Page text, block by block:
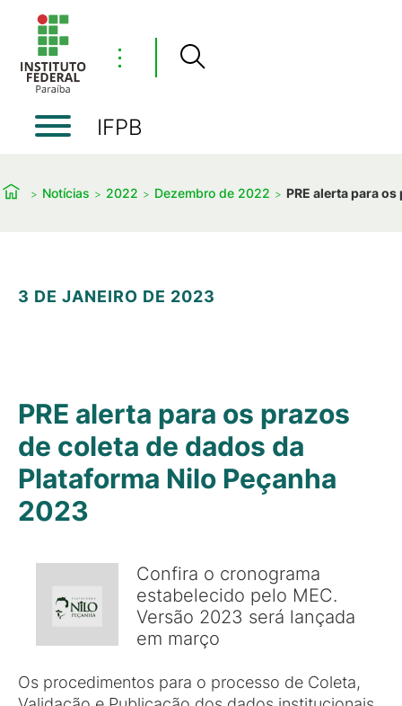
⋮
IFPB
Notícias 2022 Dezembro de 2022 PRE alerta para
3 DE JANEIRO DE 2023
PRE alerta para os prazos
de coleta de dados da
Plataforma Nilo Peçanha
2023
Confira o cronograma
estabelecido pelo MEC.
Versão 2023 será lançada
em março
Os procedimentos para o processo de Coleta,